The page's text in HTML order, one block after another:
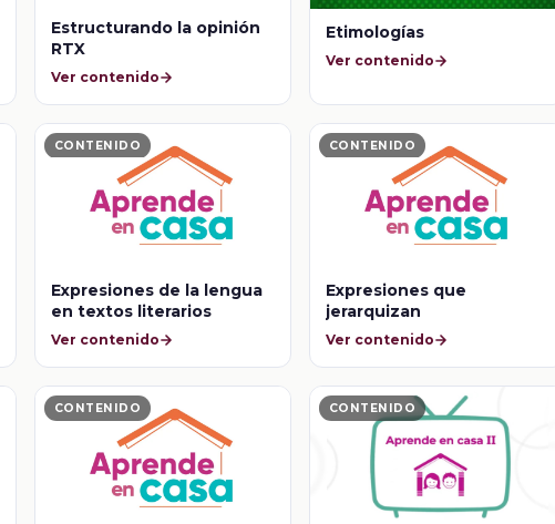
Estructurando la opinión
RTX
Ver contenido
Etimologías
Ver contenido
CONTENIDO
Expresiones de la lengua
en textos literarios
Ver contenido
CONTENIDO
Expresiones que
jerarquizan
Ver contenido
CONTENIDO CONTENIDO